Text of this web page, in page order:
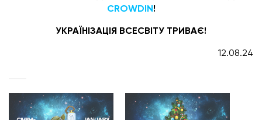
CROWDIN!
УКРАЇНІЗАЦІЯ ВСЕСВІТУ ТРИВАЄ!
12.08.24